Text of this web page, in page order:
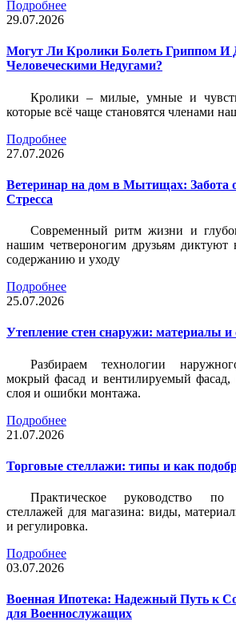
Подробнее
29.07.2026
Могут Ли Кролики Болеть Гриппом И
Человеческими Недугами?
Кролики – милые, умные и
которые всё чаще становятся членами
Подробнее
27.07.2026
Ветеринар на дом в Мытищах: Забота
Стресса
Современный ритм жизни и
нашим четвероногим друзьям
содержанию и уходу
Подробнее
25.07.2026
Утепление стен снаружи: материалы и
Разбираем технологии
мокрый фасад и вентилируемый фасад,
слоя и ошибки монтажа.
Подробнее
21.07.2026
Торговые стеллажи: типы и как
Практическое руководство
стеллажей для магазина: виды,
и регулировка.
Подробнее
03.07.2026
Военная Ипотека: Надежный Путь к
для Военнослужащих